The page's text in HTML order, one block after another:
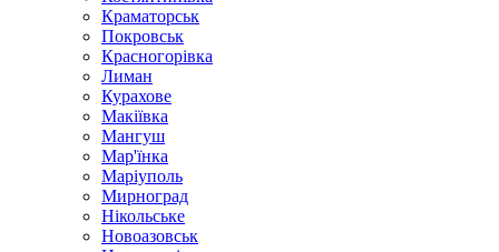
Краматорськ
Покровськ
Красногорівка
Лиман
Курахове
Макіївка
Мангуш
Мар'їнка
Маріуполь
Мирноград
Нікольське
Новоазовськ